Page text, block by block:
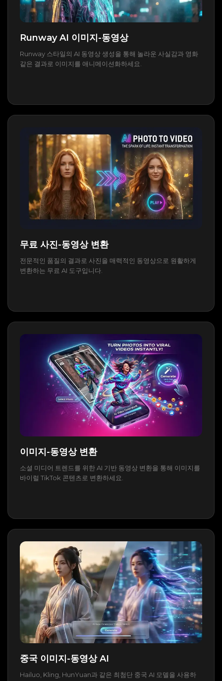
Runway AI 이미지-동영상
Runway 스타일의 AI 동영상 생성을 통해 놀라운 사실감과 영화
같은 결과로 이미지를 애니메이션화하세요.
무료 사진-동영상 변환
전문적인 품질의 결과로 사진을 매력적인 동영상으로 원활하게
변환하는 무료 AI 도구입니다.
이미지-동영상 변환
소셜 미디어 트렌드를 위한 AI 기반 동영상 변환을 통해 이미지를
바이럴 TikTok 콘텐츠로 변환하세요.
중국 이미지-동영상 AI
Hailuo, Kling, HunYuan과 같은 최첨단 중국 AI 모델을 사용하